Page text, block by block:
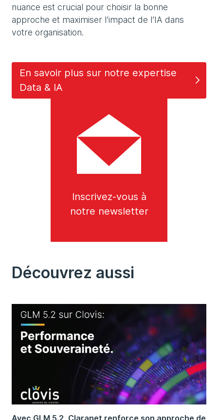
nuance est crucial pour choisir la bonne
approche et maximiser l’impact de l’IA dans
votre organisation.
En savoir plus sur notre expertise
Data & IA
Inscrivez-vous à
notre newsletter
Découvrez aussi
Avec GLM 5.2, Claranet renforce son approche de